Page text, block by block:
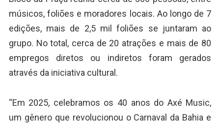
músicos, foliões e moradores locais. Ao longo de 7
edições, mais de 2,5 mil foliões se juntaram ao
grupo. No total, cerca de 20 atrações e mais de 80
empregos diretos ou indiretos foram gerados
através da iniciativa cultural.
“Em 2025, celebramos os 40 anos do Axé Music,
um gênero que revolucionou o Carnaval da Bahia e